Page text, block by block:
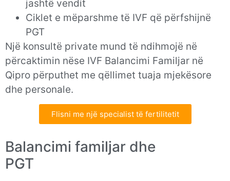
jashtë vendit
Ciklet e mëparshme të IVF që përfshijnë
PGT
Një konsultë private mund të ndihmojë në
përcaktimin nëse IVF Balancimi Familjar në
Qipro përputhet me qëllimet tuaja mjekësore
dhe personale.
Flisni me një specialist të fertilitetit
Balancimi familjar dhe
PGT